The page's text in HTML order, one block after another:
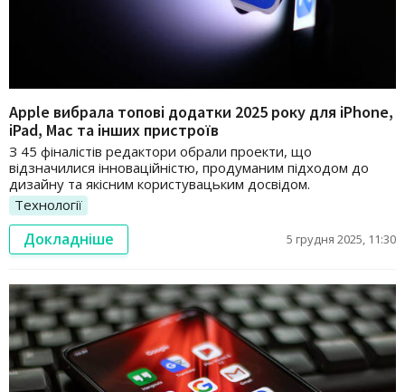
Apple вибрала топові додатки 2025 року для iPhone,
iPad, Mac та інших пристроїв
З 45 фіналістів редактори обрали проекти, що
відзначилися інноваційністю, продуманим підходом до
дизайну та якісним користувацьким досвідом.
Технології
Докладніше 5 грудня 2025, 11:30